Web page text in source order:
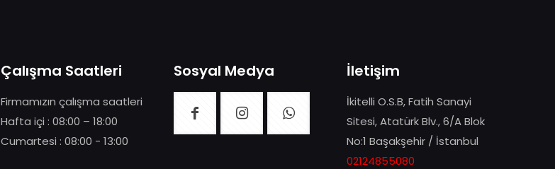
Çalışma Saatleri
Firmamızın çalışma saatleri
Hafta içi : 08:00 – 18:00
Cumartesi : 08:00 - 13:00
Sosyal Medya İletişim
İkitelli O.S.B, Fatih Sanayi
Sitesi, Atatürk Blv., 6/A Blok
No:1 Başakşehir / İstanbul
02124855080